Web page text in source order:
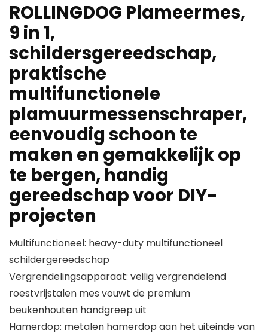
ROLLINGDOG Plameermes,
9 in 1,
schildersgereedschap,
praktische
multifunctionele
plamuurmessenschraper,
eenvoudig schoon te
maken en gemakkelijk op
te bergen, handig
gereedschap voor DIY-
projecten
Multifunctioneel: heavy-duty multifunctioneel
schildergereedschap
Vergrendelingsapparaat: veilig vergrendelend
roestvrijstalen mes vouwt de premium
beukenhouten handgreep uit
Hamerdop: metalen hamerdop aan het uiteinde van